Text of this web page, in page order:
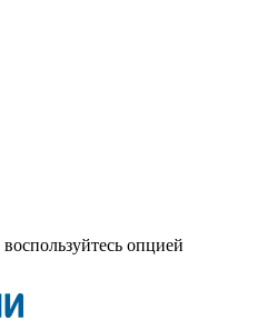
опцией